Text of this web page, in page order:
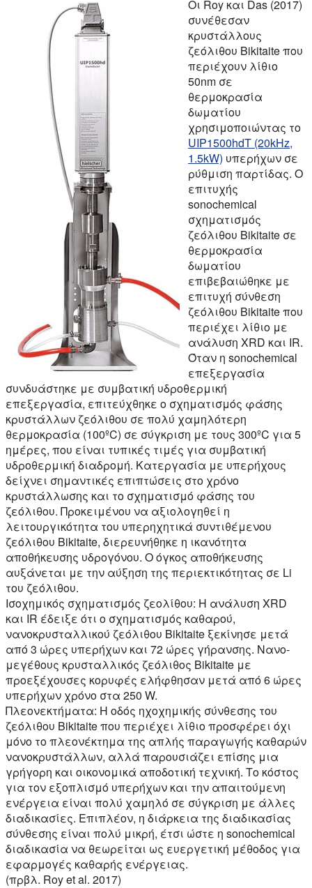
Οι Roy και Das (2017)
συνέθεσαν
κρυστάλλους
ζεόλιθου Bikitaite που
περιέχουν λίθιο
50nm σε
θερμοκρασία
δωματίου
χρησιμοποιώντας το
UIP1500hdT (20kHz,
1.5kW) υπερήχων σε
ρύθμιση παρτίδας. Ο
επιτυχής
sonochemical
σχηματισμός
ζεόλιθου Bikitaite σε
θερμοκρασία
δωματίου
επιβεβαιώθηκε με
επιτυχή σύνθεση
ζεόλιθου Bikitaite που
περιέχει λίθιο με
ανάλυση XRD και IR.
Όταν η sonochemical
επεξεργασία
συνδυάστηκε με συμβατική υδροθερμική
επεξεργασία, επιτεύχθηκε ο σχηματισμός φάσης
κρυστάλλων ζεόλιθου σε πολύ χαμηλότερη
θερμοκρασία (100ºC) σε σύγκριση με τους 300ºC για 5
ημέρες, που είναι τυπικές τιμές για συμβατική
υδροθερμική διαδρομή. Κατεργασία με υπερήχους
δείχνει σημαντικές επιπτώσεις στο χρόνο
κρυστάλλωσης και το σχηματισμό φάσης του
ζεόλιθου. Προκειμένου να αξιολογηθεί η
λειτουργικότητα του υπερηχητικά συντιθέμενου
ζεόλιθου Bikitaite, διερευνήθηκε η ικανότητα
αποθήκευσης υδρογόνου. Ο όγκος αποθήκευσης
αυξάνεται με την αύξηση της περιεκτικότητας σε Li
του ζεόλιθου.
Ισοχημικός σχηματισμός ζεολίθου: Η ανάλυση XRD
και IR έδειξε ότι ο σχηματισμός καθαρού,
νανοκρυσταλλικού ζεόλιθου Bikitaite ξεκίνησε μετά
από 3 ώρες υπερήχων και 72 ώρες γήρανσης. Νανο-
μεγέθους κρυσταλλικός ζεόλιθος Bikitaite με
προεξέχουσες κορυφές ελήφθησαν μετά από 6 ώρες
υπερήχων χρόνο στα 250 W.
Πλεονεκτήματα: Η οδός ηχοχημικής σύνθεσης του
ζεόλιθου Bikitaite που περιέχει λίθιο προσφέρει όχι
μόνο το πλεονέκτημα της απλής παραγωγής καθαρών
νανοκρυστάλλων, αλλά παρουσιάζει επίσης μια
γρήγορη και οικονομικά αποδοτική τεχνική. Το κόστος
για τον εξοπλισμό υπερήχων και την απαιτούμενη
ενέργεια είναι πολύ χαμηλό σε σύγκριση με άλλες
διαδικασίες. Επιπλέον, η διάρκεια της διαδικασίας
σύνθεσης είναι πολύ μικρή, έτσι ώστε η sonochemical
διαδικασία να θεωρείται ως ευεργετική μέθοδος για
εφαρμογές καθαρής ενέργειας.
(πρβλ. Roy et al. 2017)